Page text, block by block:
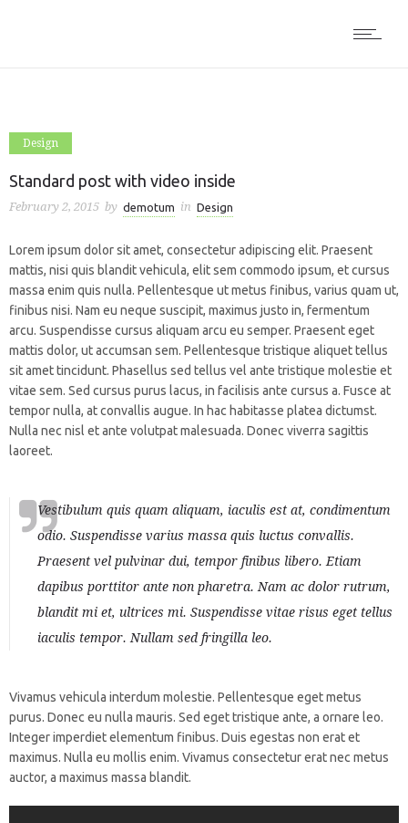
Design
Standard post with video inside
February 2, 2015 by demotum in Design
Lorem ipsum dolor sit amet, consectetur adipiscing elit. Praesent
mattis, nisi quis blandit vehicula, elit sem commodo ipsum, et cursus
massa enim quis nulla. Pellentesque ut metus finibus, varius quam ut,
finibus nisi. Nam eu neque suscipit, maximus justo in, fermentum
arcu. Suspendisse cursus aliquam arcu eu semper. Praesent eget
mattis dolor, ut accumsan sem. Pellentesque tristique aliquet tellus
sit amet tincidunt. Phasellus sed tellus vel ante tristique molestie et
vitae sem. Sed cursus purus lacus, in facilisis ante cursus a. Fusce at
tempor nulla, at convallis augue. In hac habitasse platea dictumst.
Nulla nec nisl et ante volutpat malesuada. Donec viverra sagittis
laoreet.
Vestibulum quis quam aliquam, iaculis est at, condimentum
odio. Suspendisse varius massa quis luctus convallis.
Praesent vel pulvinar dui, tempor finibus libero. Etiam
dapibus porttitor ante non pharetra. Nam ac dolor rutrum,
blandit mi et, ultrices mi. Suspendisse vitae risus eget tellus
iaculis tempor. Nullam sed fringilla leo.
Vivamus vehicula interdum molestie. Pellentesque eget metus
purus. Donec eu nulla mauris. Sed eget tristique ante, a ornare leo.
Integer imperdiet elementum finibus. Duis egestas non erat et
maximus. Nulla eu mollis enim. Vivamus consectetur erat nec metus
auctor, a maximus massa blandit.